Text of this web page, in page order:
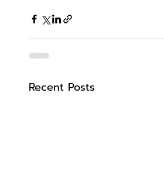
Recent Posts